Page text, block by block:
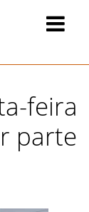
feira
parte